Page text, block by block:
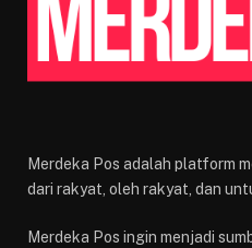
Merdeka Pos adalah platform
dari rakyat, oleh rakyat, dan
Merdeka Pos ingin menjadi